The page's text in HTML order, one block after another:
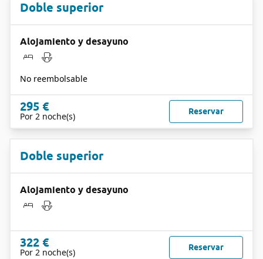
Doble superior
Alojamiento y desayuno
No reembolsable
295 €
Por 2 noche(s) Reservar
Doble superior
Alojamiento y desayuno
322 €
Por 2 noche(s) Reservar